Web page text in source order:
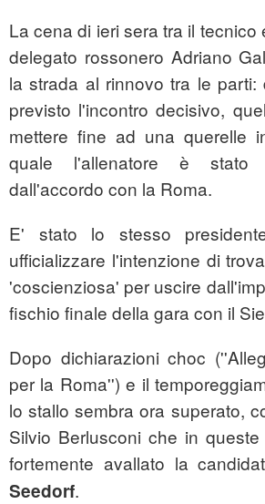
La cena di ieri sera tra il tecnico
delegato rossonero Adriano
la strada al rinnovo tra le parti:
previsto l'incontro decisivo,
mettere fine ad una querelle
quale l'allenatore è
dall'accordo con la Roma.
E' stato lo stesso
ufficializzare l'intenzione di
'coscienziosa' per uscire
fischio finale della gara con il
Dopo dichiarazioni choc
per la Roma'') e il
lo stallo sembra ora superato,
Silvio Berlusconi che in
fortemente avallato la
Seedorf.